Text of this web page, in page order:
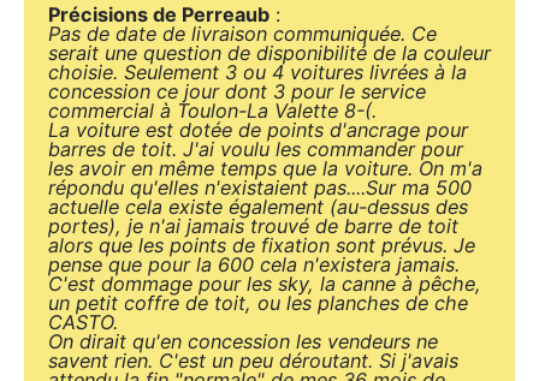
Précisions de Perreaub :
Pas de date de livraison communiquée. Ce
serait une question de disponibilité de la couleur
choisie. Seulement 3 ou 4 voitures livrées à la
concession ce jour dont 3 pour le service
commercial à Toulon-La Valette 8-(.
La voiture est dotée de points d'ancrage pour
barres de toit. J'ai voulu les commander pour
les avoir en même temps que la voiture. On m'a
répondu qu'elles n'existaient pas....Sur ma 500
actuelle cela existe également (au-dessus des
portes), je n'ai jamais trouvé de barre de toit
alors que les points de fixation sont prévus. Je
pense que pour la 600 cela n'existera jamais.
C'est dommage pour les sky, la canne à pêche,
un petit coffre de toit, ou les planches de che
CASTO.
On dirait qu'en concession les vendeurs ne
savent rien. C'est un peu déroutant. Si j'avais